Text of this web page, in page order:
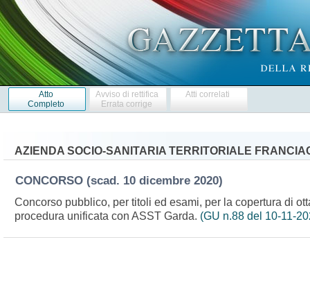
Atto
Completo
Avviso di rettifica
Errata corrige
Atti correlati
AZIENDA SOCIO-SANITARIA TERRITORIALE
CONCORSO (scad. 10 dicembre 2020)
Concorso pubblico, per titoli ed esami, per la copertura di
procedura unificata con ASST Garda. (GU n.88 del 10-11-